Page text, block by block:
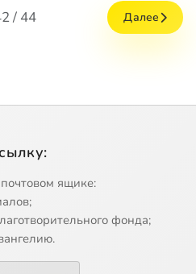
/ 44 Далее
ящике:
фонда;